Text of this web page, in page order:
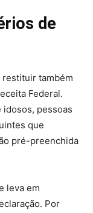
de
também
Federal.
pessoas
que
pré-preenchida
leva em
Por